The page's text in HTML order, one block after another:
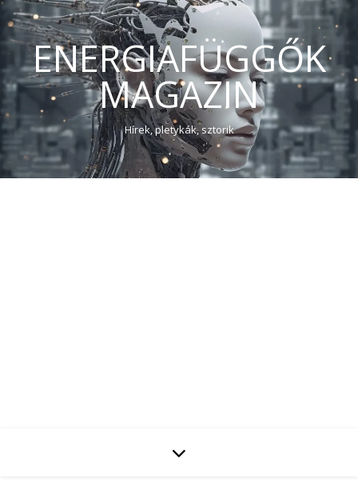
ENERGIAFÜGGŐK
MAGAZIN
Hírek, pletykák, sztorik